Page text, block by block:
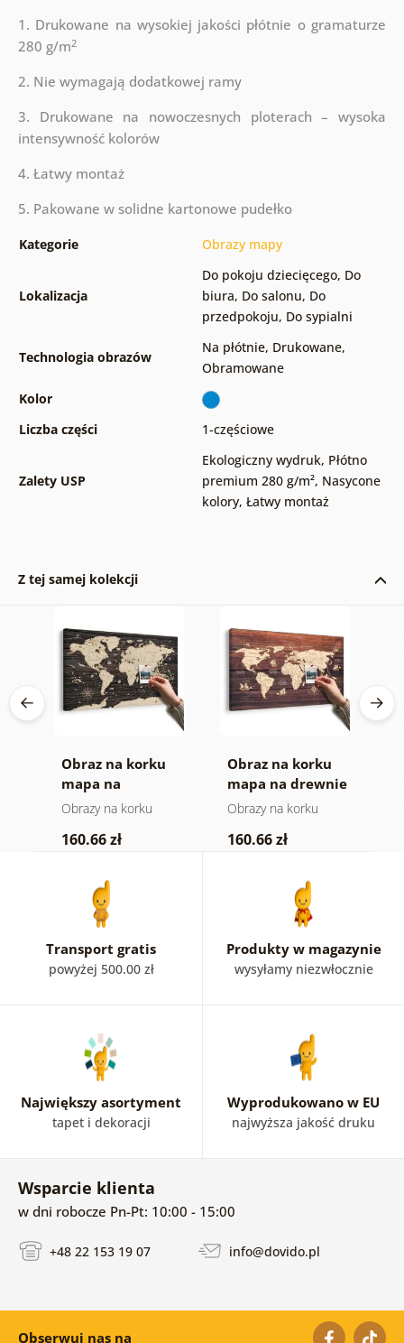
1. Drukowane na wysokiej jakości płótnie o gramaturze
280 g/m2
2. Nie wymagają dodatkowej ramy
3. Drukowane na nowoczesnych ploterach – wysoka
intensywność kolorów
4. Łatwy montaż
5. Pakowane w solidne kartonowe pudełko
Kategorie Obrazy mapy
Lokalizacja
Do pokoju dziecięcego, Do
biura, Do salonu, Do
przedpokoju, Do sypialni
Technologia obrazów
Na płótnie, Drukowane,
Obramowane
Kolor
Liczba części
1-częściowe
Zalety USP
Ekologiczny wydruk, Płótno
premium 280 g/m², Nasycone
kolory, Łatwy montaż
Z tej samej kolekcji
Obraz na korku
mapa na
drewnianym tle
Obrazy na korku
160.66 zł
Obraz na korku
mapa na drewnie
Obrazy na korku
160.66 zł
Transport gratis
powyżej 500.00 zł
Produkty w magazynie
wysyłamy niezwłocznie
Największy asortyment
tapet i dekoracji
Wyprodukowano w EU
najwyższa jakość druku
Wsparcie klienta
w dni robocze Pn-Pt: 10:00 - 15:00
+48 22 153 19 07 info@dovido.pl
Obserwuj nas na